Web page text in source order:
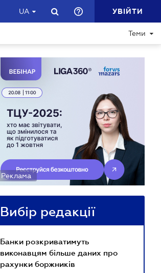
UA УВІЙТИ
Теми
Реклама
Вибір редакції
Банки розкриватимуть
виконавцям більше даних про
рахунки боржників